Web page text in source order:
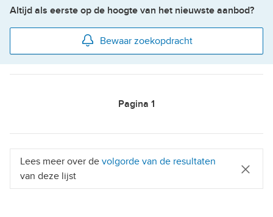
Altijd als eerste op de hoogte van het nieuwste aanbod?
Bewaar zoekopdracht
Pagina 1
Lees meer over de volgorde van de resultaten
van deze lijst